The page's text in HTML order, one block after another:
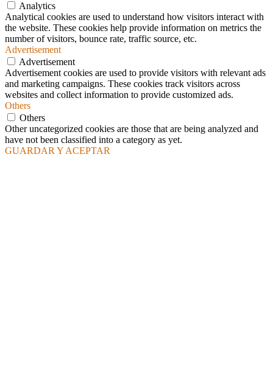
Analytics
Analytical cookies are used to understand how visitors interact with
the website. These cookies help provide information on metrics the
number of visitors, bounce rate, traffic source, etc.
Advertisement
Advertisement
Advertisement cookies are used to provide visitors with relevant ads
and marketing campaigns. These cookies track visitors across
websites and collect information to provide customized ads.
Others
Others
Other uncategorized cookies are those that are being analyzed and
have not been classified into a category as yet.
GUARDAR Y ACEPTAR